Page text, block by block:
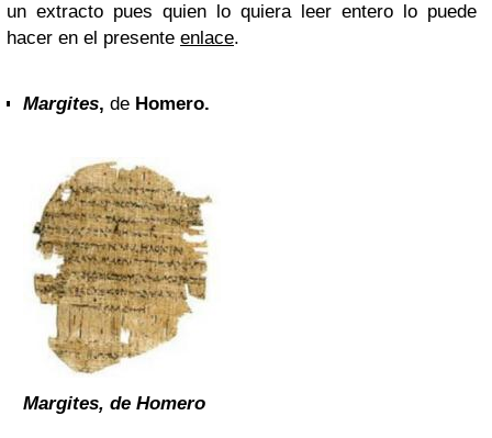
un extracto pues quien lo quiera leer entero lo puede
hacer en el presente enlace.
Margites, de Homero.
Margites, de Homero